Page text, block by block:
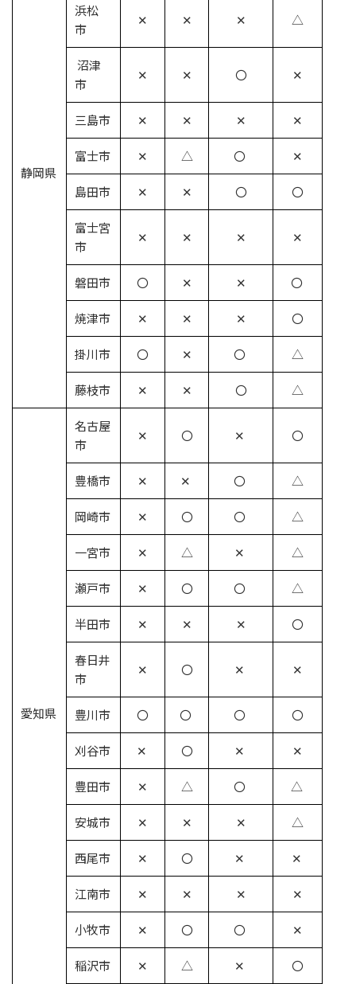
静岡県
浜松
市
✕ ✕ ✕ △
沼津
市
✕ ✕ 〇 ✕
三島市 ✕ ✕ ✕ ✕
富士市 ✕ △ 〇 ✕
島田市 ✕ ✕ 〇 〇
富士宮
市
✕ ✕ ✕ ✕
磐田市 〇 ✕ ✕ 〇
焼津市 ✕ ✕ ✕ 〇
掛川市 〇 ✕ 〇 △
藤枝市 ✕ ✕ 〇 △
愛知県
名古屋
市
✕ 〇 ✕ 〇
豊橋市 ✕ ✕ 〇 △
岡崎市 ✕ 〇 〇 △
一宮市 ✕ △ ✕ △
瀬戸市 ✕ 〇 〇 △
半田市 ✕ ✕ ✕ 〇
春日井
市
✕ 〇 ✕ ✕
豊川市 〇 〇 〇 〇
刈谷市 ✕ 〇 ✕ ✕
豊田市 ✕ △ 〇 △
安城市 ✕ ✕ ✕ △
西尾市 ✕ 〇 ✕ ✕
江南市 ✕ ✕ ✕ ✕
小牧市 ✕ 〇 〇 ✕
稲沢市 ✕ △ ✕ 〇